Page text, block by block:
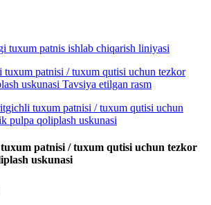
tuxum patnis ishlab chiqarish liniyasi
patnisi ​​/ tuxum qutisi uchun tezkor
uskunasi